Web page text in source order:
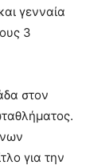
γενναία
3
στον
για την